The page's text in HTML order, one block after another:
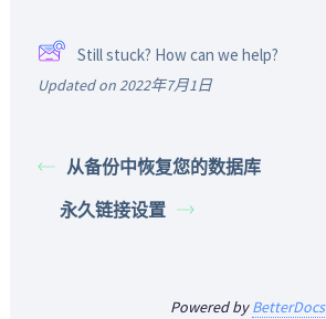
Still stuck? How can we help?
Updated on 2022年7月1日
从备份中恢复您的数据库
永久链接设置
Powered byBetterDocs